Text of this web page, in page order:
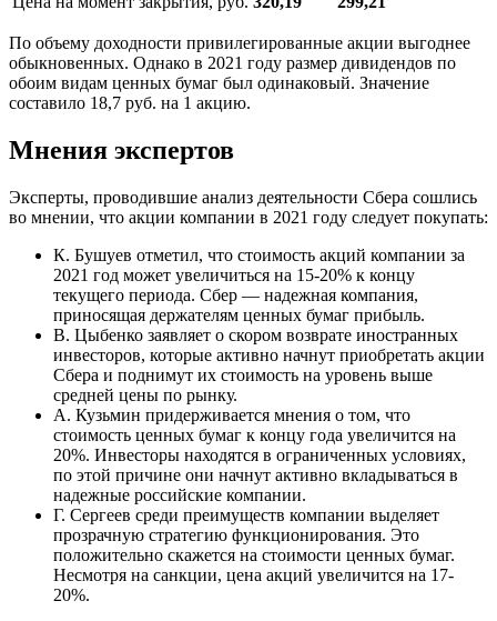
По объему доходности привилегированные акции выгоднее
обыкновенных. Однако в 2021 году размер дивидендов по
обоим видам ценных бумаг был одинаковый. Значение
составило 18,7 руб. на 1 акцию.
Мнения экспертов
Эксперты, проводившие анализ деятельности Сбера сошлись
во мнении, что акции компании в 2021 году следует покупать:
К. Бушуев отметил, что стоимость акций компании за
2021 год может увеличиться на 15-20% к концу
текущего периода. Сбер — надежная компания,
приносящая держателям ценных бумаг прибыль.
В. Цыбенко заявляет о скором возврате иностранных
инвесторов, которые активно начнут приобретать акции
Сбера и поднимут их стоимость на уровень выше
средней цены по рынку.
А. Кузьмин придерживается мнения о том, что
стоимость ценных бумаг к концу года увеличится на
20%. Инвесторы находятся в ограниченных условиях,
по этой причине они начнут активно вкладываться в
надежные российские компании.
Г. Сергеев среди преимуществ компании выделяет
прозрачную стратегию функционирования. Это
положительно скажется на стоимости ценных бумаг.
Несмотря на санкции, цена акций увеличится на 17-
20%.